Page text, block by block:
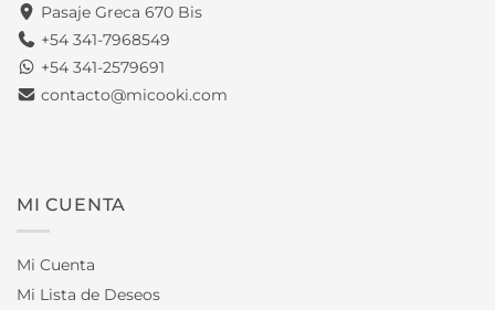
Pasaje Greca 670 Bis
+54 341-7968549
+54 341-2579691
contacto@micooki.com
MI CUENTA
Mi Cuenta
Mi Lista de Deseos